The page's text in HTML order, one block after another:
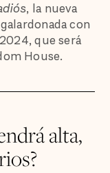
, la nueva
con
que será
House.
alta,